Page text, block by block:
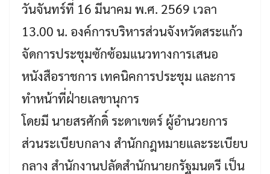
วันจันทร์ที่ 16 มีนาคม พ.ศ. 2569 เวลา
13.00 น. องค์การบริหารส่วนจังหวัดสระแก้ว
จัดการประชุมซักซ้อมแนวทางการเสนอ
หนังสือราชการ เทคนิคการประชุม และการ
ทำหน้าที่ฝ่ายเลขานุการ
โดยมี นายสรศักดิ์ ระดาเขตร์ ผู้อำนวยการ
ส่วนระเบียบกลาง สำนักกฎหมายและระเบียบ
กลาง สำนักงานปลัดสำนักนายกรัฐมนตรี เป็น